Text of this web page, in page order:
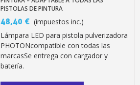
PISTOLAS DE PINTURA
48,40 € (impuestos inc.)
Lámpara LED para pistola pulverizadora
PHOTONcompatible con todas las
marcasSe entrega con cargador y
batería.